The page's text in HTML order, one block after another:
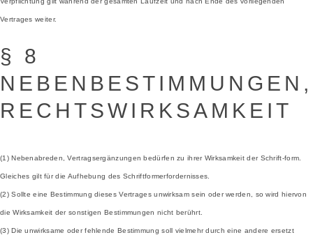
Vertrages weiter.
§ 8
NEBENBESTIMMUNGEN,
RECHTSWIRKSAMKEIT
(1) Nebenabreden, Vertragsergänzungen bedürfen zu ihrer Wirksamkeit der Schrift-form.
Gleiches gilt für die Aufhebung des Schriftformerfordernisses.
(2) Sollte eine Bestimmung dieses Vertrages unwirksam sein oder werden, so wird hiervon
die Wirksamkeit der sonstigen Bestimmungen nicht berührt.
(3) Die unwirksame oder fehlende Bestimmung soll vielmehr durch eine andere ersetzt